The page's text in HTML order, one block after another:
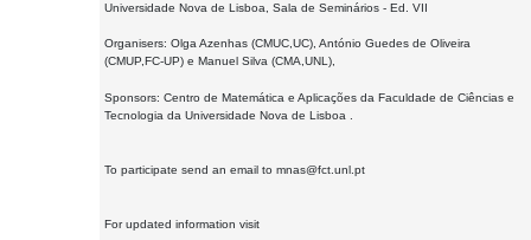
Universidade Nova de Lisboa, Sala de Seminários - Ed. VII
Organisers: Olga Azenhas (CMUC,UC), António Guedes de Oliveira
(CMUP,FC-UP) e Manuel Silva (CMA,UNL),
Sponsors: Centro de Matemática e Aplicações da Faculdade de Ciências e
Tecnologia da Universidade Nova de Lisboa .
To participate send an email to mnas@fct.unl.pt
For updated information visit